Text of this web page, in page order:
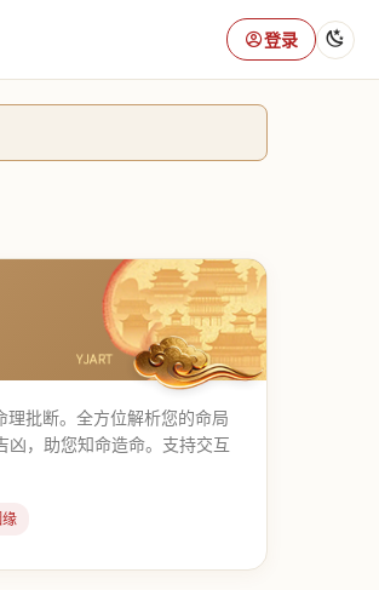
登录
批断。全方位解析您的命局
凶，助您知命造命。支持交互